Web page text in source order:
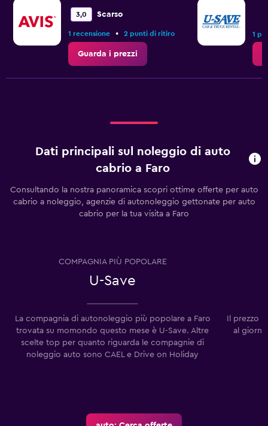
to
3,0 Scarso
1 recensione • 2 punti di ritiro
Guarda i prezzi
1
Dati principali sul noleggio di auto
cabrio a Faro
Consultando la nostra panoramica scopri ottime offerte per auto
cabrio a noleggio, agenzie di autonoleggio gettonate per auto
cabrio per la tua visita a Faro
COMPAGNIA PIÙ POPOLARE
U-Save
La compagnia di autonoleggio più popolare a Faro
trovata su momondo questo mese è U-Save. Altre
scelte top per quanto riguarda le compagnie di
noleggio auto sono CAEL e Drive on Holiday
Il prezzo
al